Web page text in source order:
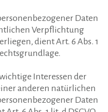
Daten
Verpflichtung
dient Art. 6 Abs. 1
Interessen der
anderen natürlichen
Daten